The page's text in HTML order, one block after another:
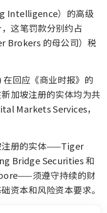
Intelligence）的高级
这笔罚款分别约占
Brokers 的母公司）税
回应《商业时报》的
加坡注册的实体均为共
Markets Services，
注册的实体——Tiger
Bridge Securities 和
须遵守持续的财
资本和风险资本要求。